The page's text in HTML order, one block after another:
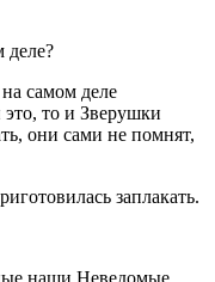
самом деле
то и Зверушки
они сами не помнят,
заплакать.
наши Неведомые